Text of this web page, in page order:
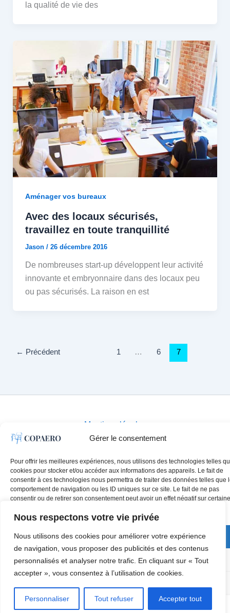
Nous respectons votre vie privée
Nous utilisons des cookies pour améliorer votre expérience
de navigation, vous proposer des publicités et des contenus
personnalisés et analyser notre trafic. En cliquant sur « Tout
accepter », vous consentez à l’utilisation de cookies.
Personnaliser Tout refuser Accepter tout
Gérer le consentement
Pour offrir les meilleures expériences, nous utilisons des technologies telles
cookies pour stocker et/ou accéder aux informations des appareils. Le fait de
consentir à ces technologies nous permettra de traiter des données telles que
comportement de navigation ou les ID uniques sur ce site. Le fait de ne pas
consentir ou de retirer son consentement peut avoir un effet négatif sur
Accepter
Refuser
la qualité de vie des
Aménager vos bureaux
Avec des locaux sécurisés,
travaillez en toute tranquillité
Jason / 26 décembre 2016
De nombreuses start-up développent leur activité
innovante et embryonnaire dans des locaux peu
ou pas sécurisés. La raison en est
← Précédent 1 … 6 7
Mentions légales
Plan du site